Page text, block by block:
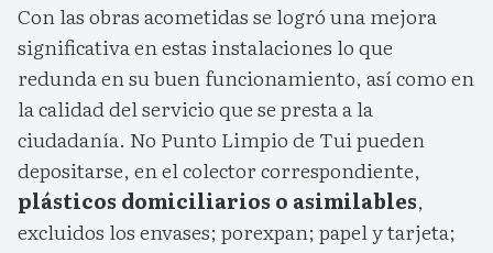
Con las obras acometidas se logró una mejora
significativa en estas instalaciones lo que
redunda en su buen funcionamiento, así como en
la calidad del servicio que se presta a la
ciudadanía. No Punto Limpio de Tui pueden
depositarse, en el colector correspondiente,
plásticos domiciliarios o asimilables,
excluidos los envases; porexpan; papel y tarjeta;